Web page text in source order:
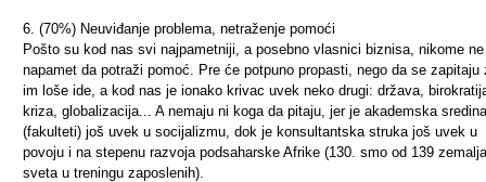
6. (70%) Neuviđanje problema, netraženje pomoći
Pošto su kod nas svi najpametniji, a posebno vlasnici biznisa, nikome ne
napamet da potraži pomoć. Pre će potpuno propasti, nego da se zapitaju
im loše ide, a kod nas je ionako krivac uvek neko drugi: država,
kriza, globalizacija... A nemaju ni koga da pitaju, jer je akademska sredina
(fakulteti) još uvek u socijalizmu, dok je konsultantska struka još uvek u
povoju i na stepenu razvoja podsaharske Afrike (130. smo od 139 zemalja
sveta u treningu zaposlenih).